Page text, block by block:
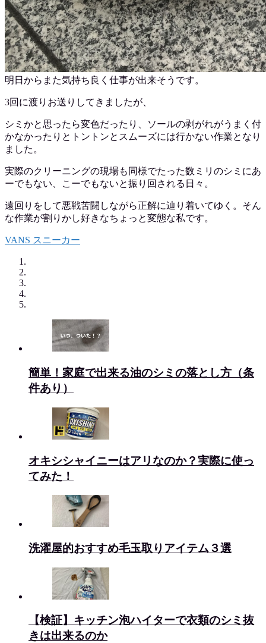
明日からまた気持ち良く仕事が出来そうです。
3回に渡りお送りしてきましたが、
シミかと思ったら変色だったり、ソールの剥がれがうまく付
かなかったりとトントンとスムーズには行かない作業となり
ました。
実際のクリーニングの現場も同様でたった数ミリのシミにあ
ーでもない、こーでもないと振り回される日々。
遠回りをして悪戦苦闘しながら正解に辿り着いてゆく。そん
な作業が割りかし好きなちょっと変態な私です。
VANS スニーカー
簡単！家庭で出来る油のシミの落とし方（条
件あり）
オキシシャイニーはアリなのか？実際に使っ
てみた！
洗濯屋的おすすめ毛玉取りアイテム３選
【検証】キッチン泡ハイターで衣類のシミ抜
きは出来るのか